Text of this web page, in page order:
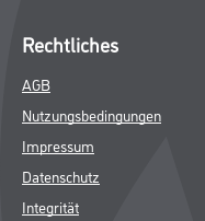
Rechtliches
AGB
Nutzungsbedingungen
Impressum
Datenschutz
Integrität